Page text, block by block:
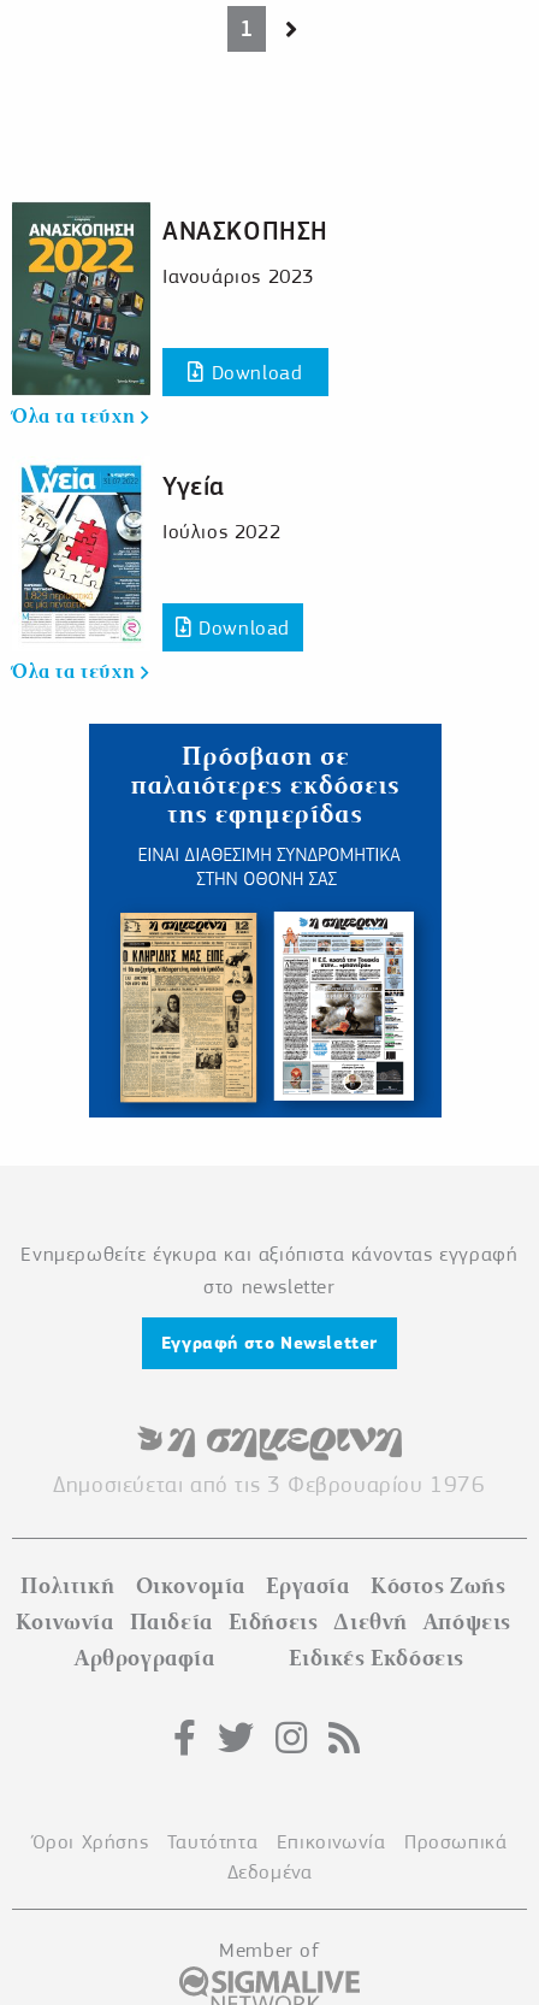
1 (current)
Next page
ΑΝΑΣΚΟΠΗΣΗ
Ιανουάριος 2023
Download
Όλα τα τεύχη
Υγεία
Ιούλιος 2022
Download
Όλα τα τεύχη
Ενημερωθείτε έγκυρα και αξιόπιστα κάνοντας εγγραφή
στο newsletter
Εγγραφή στο Newsletter
Δημοσιεύεται από τις 3 Φεβρουαρίου 1976
Πολιτική Οικονομία Εργασία
Κόστος Ζωής
Κοινωνία
Παιδεία Ειδήσεις Διεθνή
Απόψεις
Αρθρογραφία
Ειδικές Εκδόσεις
Όροι Χρήσης Ταυτότητα Επικοινωνία
Προσωπικά
Δεδομένα
Member of